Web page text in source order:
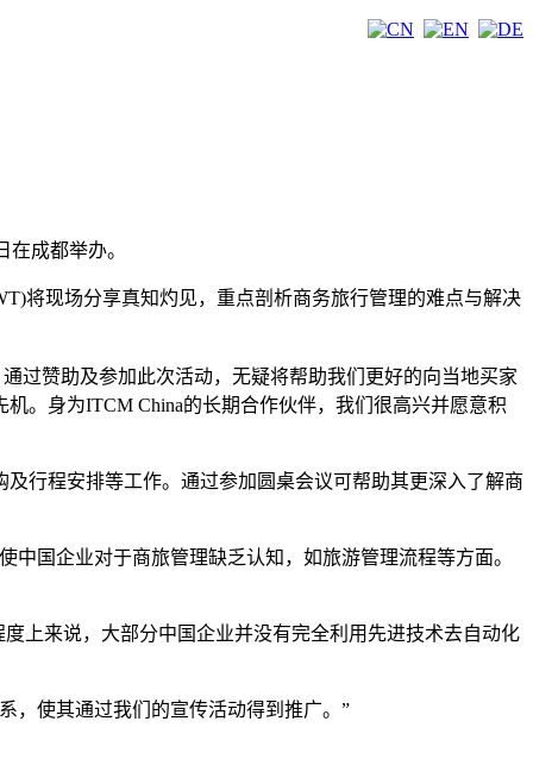
成都举办。
将现场分享真知灼见，重点剖析商务旅行管理的难点与解决
过赞助及参加此次活动，无疑将帮助我们更好的向当地买家
。身为ITCM China的长期合作伙伴，我们很高兴并愿意积
行程安排等工作。通过参加圆桌会议可帮助其更深入了解商
国企业对于商旅管理缺乏认知，如旅游管理流程等方面。
上来说，大部分中国企业并没有完全利用先进技术去自动化
，使其通过我们的宣传活动得到推广。”